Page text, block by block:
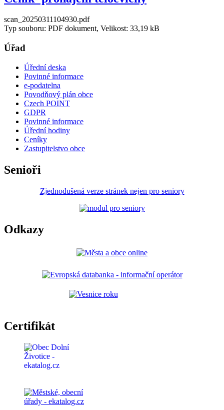
scan_20250311104930.pdf
Typ souboru: PDF dokument, Velikost: 33,19 kB
Úřad
Úřední deska
Povinné informace
e-podatelna
Povodňový plán obce
Czech POINT
GDPR
Povinné informace
Úřední hodiny
Ceníky
Zastupitelstvo obce
Senioři
Zjednodušená verze stránek nejen pro seniory
Odkazy
Certifikát